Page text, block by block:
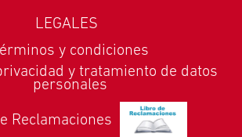
LEGALES
y condiciones
y tratamiento de datos
personales
Reclamaciones